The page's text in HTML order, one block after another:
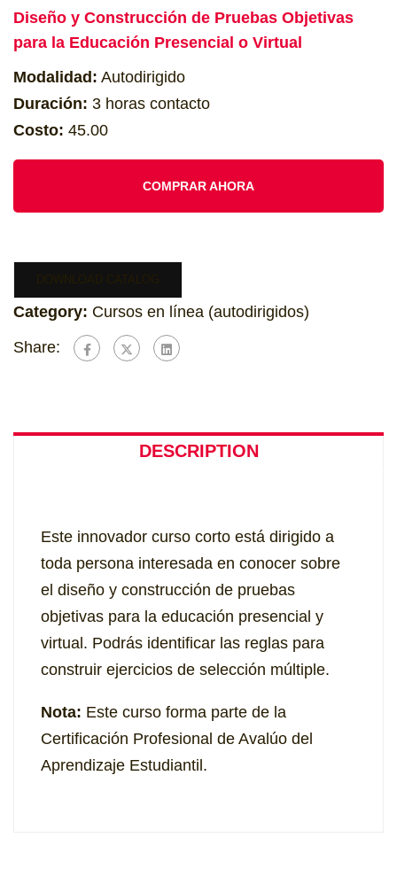
Diseño y Construcción de Pruebas Objetivas
para la Educación Presencial o Virtual
Modalidad: Autodirigido
Duración: 3 horas contacto
Costo: 45.00
COMPRAR AHORA
Category: Cursos en línea (autodirigidos)
Share:
DESCRIPTION
Este innovador curso corto está dirigido a
toda persona interesada en conocer sobre
el diseño y construcción de pruebas
objetivas para la educación presencial y
virtual. Podrás identificar las reglas para
construir ejercicios de selección múltiple.
Nota: Este curso forma parte de la
Certificación Profesional de Avalúo del
Aprendizaje Estudiantil.